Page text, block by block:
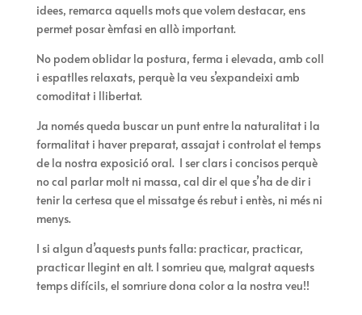
idees, remarca aquells mots que volem destacar, ens
permet posar èmfasi en allò important.
No podem oblidar la postura, ferma i elevada, amb coll
i espatlles relaxats, perquè la veu s’expandeixi amb
comoditat i llibertat.
Ja només queda buscar un punt entre la naturalitat i la
formalitat i haver preparat, assajat i controlat el temps
de la nostra exposició oral. I ser clars i concisos perquè
no cal parlar molt ni massa, cal dir el que s’ha de dir i
tenir la certesa que el missatge és rebut i entès, ni més ni
menys.
I si algun d’aquests punts falla: practicar, practicar,
practicar llegint en alt. I somrieu que, malgrat aquests
temps difícils, el somriure dona color a la nostra veu!!